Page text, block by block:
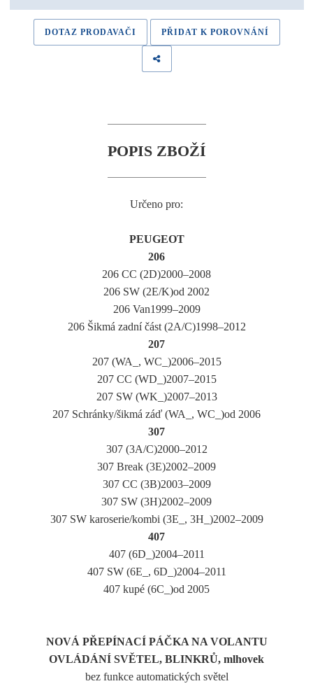
DOTAZ PRODAVAČI PŘIDAT K POROVNÁNÍ
POPIS ZBOŽÍ
Určeno pro:
PEUGEOT
206
206 CC (2D)2000–2008
206 SW (2E/K)od 2002
206 Van1999–2009
206 Šikmá zadní část (2A/C)1998–2012
207
207 (WA_, WC_)2006–2015
207 CC (WD_)2007–2015
207 SW (WK_)2007–2013
207 Schránky/šikmá záď (WA_, WC_)od 2006
307
307 (3A/C)2000–2012
307 Break (3E)2002–2009
307 CC (3B)2003–2009
307 SW (3H)2002–2009
307 SW karoserie/kombi (3E_, 3H_)2002–2009
407
407 (6D_)2004–2011
407 SW (6E_, 6D_)2004–2011
407 kupé (6C_)od 2005
NOVÁ PŘEPÍNACÍ PÁČKA NA VOLANTU
OVLÁDÁNÍ SVĚTEL, BLINKRŮ, mlhovek
bez funkce automatických světel